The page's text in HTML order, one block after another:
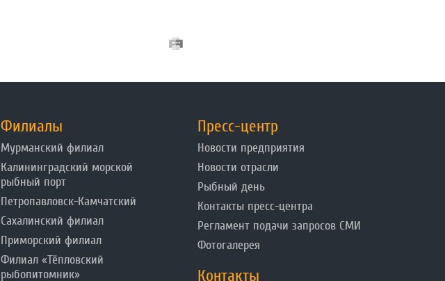
Филиалы
Мурманский филиал
Калининградский морской
рыбный порт
Петропавловск-Камчатский
Сахалинский филиал
Приморский филиал
Филиал «Тёпловский
рыбопитомник»
Пресс-центр
Новости предприятия
Новости отрасли
Рыбный день
Контакты пресс-центра
Регламент подачи запросов СМИ
Фотогалерея
Контакты